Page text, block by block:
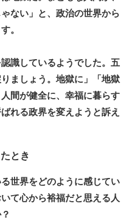
ない」と、政治の世界から
。
識しているようでした。五
ましょう。地獄に」「地獄
間が健全に、幸福に暮らす
れる政界を変えようと訴え
とき
世界をどのように感じてい
て心から裕福だと思える人